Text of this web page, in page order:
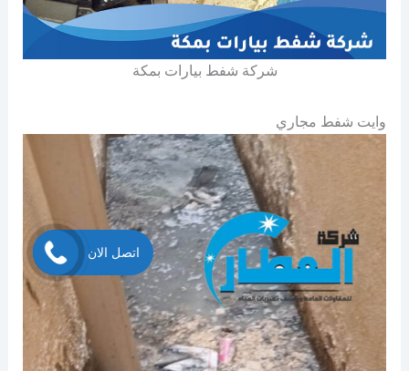
شركة شفط بيارات بمكة
وايت شفط مجاري
اتصل الان